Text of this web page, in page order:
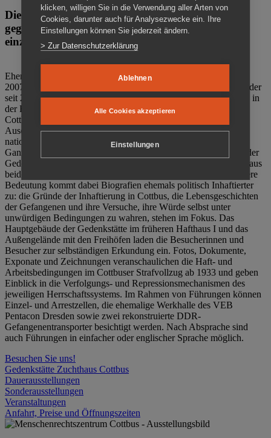
Die Gedenkstätte Zuchthaus Cottbus ist ein Ort
gegen das Vergessen. Anschaulich, nah und
einzigartig.
Ehemalige politische Häftlinge der DDR gründeten im Oktober
2007 den Verein Menschenrechtszentrum Cottbus e. V. (MRZ), der
seit 2011 Eigentümer des ehemaligen Gefängnisses (1860-2002) in
der Bautzener Straße und Träger der Gedenkstätte Zuchthaus
Cottbus ist. Im Zentrum der Arbeit der Gedenkstätte steht die
Auseinandersetzung mit politischem Unrecht während der
nationalsozialistischen Terrorherrschaft und der SED-Diktatur.
Ganzjährig zeigen mehrere Dauer- und Sonderausstellungen in der
Gedenkstätte Zuchthaus Cottbus Beispiele politischen Unrechts aus
beiden deutschen Diktaturen des 20. Jahrhunderts. Eine besondere
Bedeutung kommt dabei Biografien ehemals politisch Inhaftierter
zu: die Gründe der Inhaftierung in Cottbus, die Lebensgeschichten
der Gefangenen und ihre Versuche, ihre Würde selbst unter
unwürdigen Bedingungen zu wahren, stehen im Fokus. Das
Hauptgebäude der Gedenkstätte im früheren Hafthaus I und das
Außengelände mit den Freihöfen laden die Besucherinnen und
Besucher zur selbständigen Erkundung ein. Fotos, Dokumente,
Exponate und Zeichnungen veranschaulichen die Haft- und
Arbeitsbedingungen im Cottbuser Strafvollzug ab 1933 und geben
Einblick in die Verfolgungs- und Repressionsmechanismen des
jeweiligen Herrschaftssystems. Im Rahmen von Führungen können
Einzel- und Arrestzellen, die ehemalige Werkhalle des VEB
Pentacon Dresden sowie zwei rekonstruierte DDR-
Gefangenentransporter besichtigt werden. Nach Absprache sind
auch Führungen in einfacher oder englischer Sprache möglich.
Besuchen Sie uns!
Gedenkstätte Zuchthaus Cottbus
Dauerausstellungen
Sonderausstellungen
Veranstaltungen
Anfahrt, Preise und Öffnungszeiten
klicken, willigen Sie in die Verwendung aller Arten von
Cookies, darunter auch für Analysezwecke ein. Ihre
Einstellungen können Sie jederzeit ändern.
> Zur Datenschutzerklärung
Ablehnen
Alle Cookies akzeptieren
Einstellungen